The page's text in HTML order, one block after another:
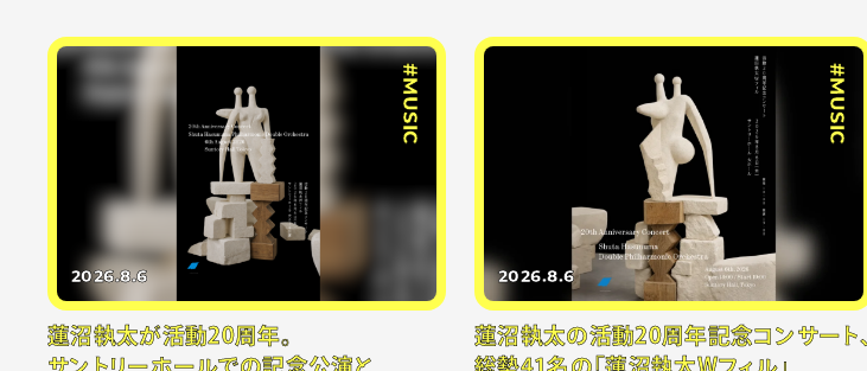
#MUSIC
2026.8.6
蓮沼執太が活動20周年。
サントリーホールでの記念公演と
#MUSIC
2026.8.6
蓮沼執太の活動20周年記念コンサート、
総勢41名の「蓮沼執太Wフィル」